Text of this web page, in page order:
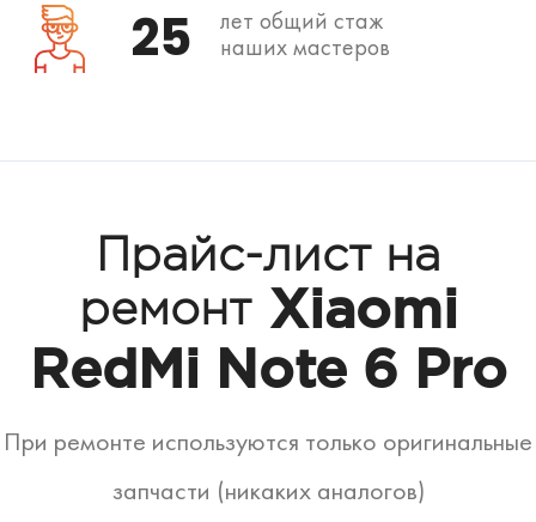
25
лет общий стаж
наших мастеров
Прайс-лист на
ремонт Xiaomi
RedMi Note 6 Pro
При ремонте используются только оригинальные
запчасти (никаких аналогов)